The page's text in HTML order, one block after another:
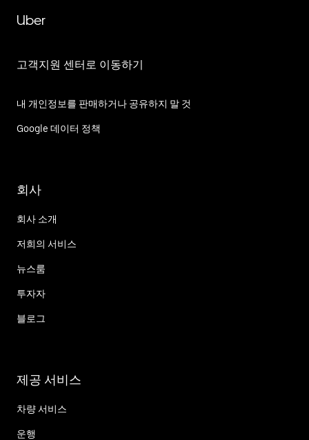
Uber
고객지원 센터로 이동하기
내 개인정보를 판매하거나 공유하지 말 것
Google 데이터 정책
회사
회사 소개
저희의 서비스
뉴스룸
투자자
블로그
제공 서비스
차량 서비스
운행